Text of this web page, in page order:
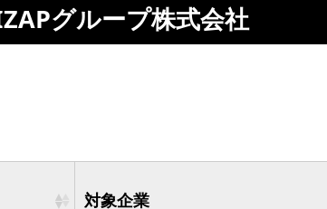
グループ株式会社
対象企業